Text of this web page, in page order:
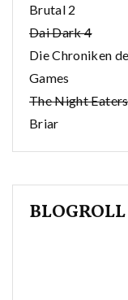
Brutal 2
Dai Dark 4
Die Chroniken
Games
The Night Eaters
Briar
BLOGROLL